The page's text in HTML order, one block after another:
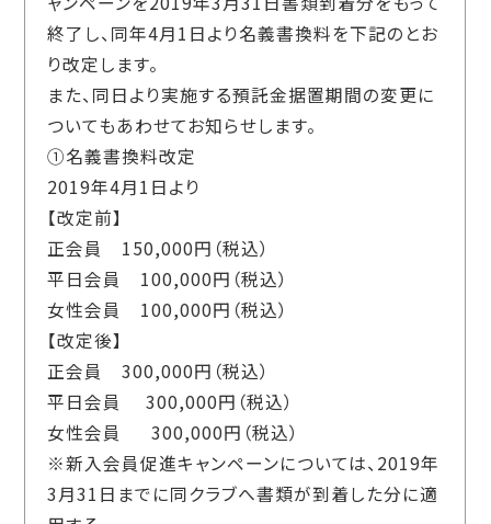
終了し、同年4月1日より名義書換料を下記のとお
り改定します。
また、同日より実施する預託金据置期間の変更に
ついてもあわせてお知らせします。
①名義書換料改定
2019年4月1日より
【改定前】
正会員 150,000円（税込）
平日会員 100,000円（税込）
女性会員 100,000円（税込）
【改定後】
正会員 300,000円（税込）
平日会員 300,000円（税込）
女性会員 300,000円（税込）
※新入会員促進キャンペーンについては、2019年
3月31日までに同クラブへ書類が到着した分に適